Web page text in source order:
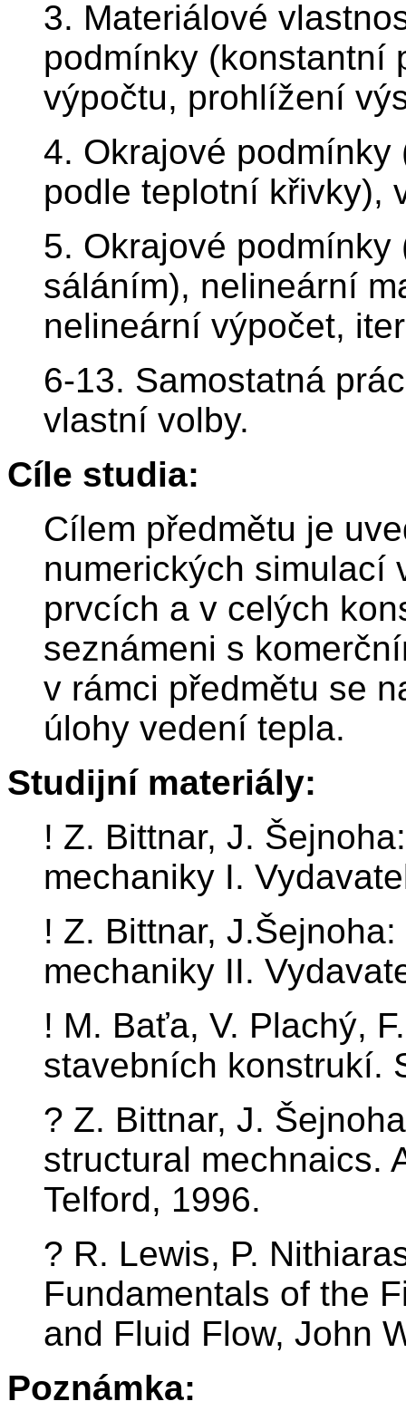
3. Materiálové
podmínky (konstantní
výpočtu, prohlížení
4. Okrajové
podle teplotní křivky),
5. Okrajové
sáláním), nelineární
nelineární výpočet,
6-13. Samostatná
vlastní volby.
Cíle studia:
Cílem předmětu je
numerických simulací
prvcích a v celých
seznámeni s
v rámci předmětu se
úlohy vedení tepla.
Studijní materiály:
! Z. Bittnar, J.
mechaniky I.
! Z. Bittnar,
mechaniky II.
! M. Baťa, V. Plachý,
stavebních konstrukí.
? Z. Bittnar, J.
structural mechnaics.
Telford, 1996.
? R. Lewis, P.
Fundamentals of the
and Fluid Flow, John
Poznámka: